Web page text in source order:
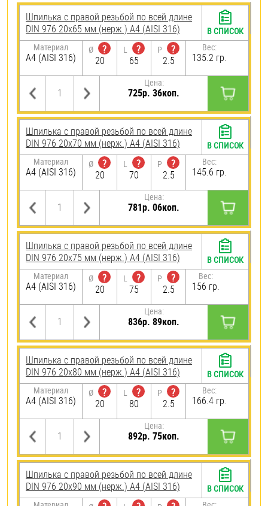
Шпилька с правой резьбой по всей длине
DIN 976 20х65 мм (нерж.) A4 (AISI 316)
Материал
A4 (AISI 316)
Ø
?
20
L
?
65
P
?
2.5
Вес:
135.2 гр.
Цена:
725р. 36коп.
В СПИСОК
Шпилька с правой резьбой по всей длине
DIN 976 20х70 мм (нерж.) A4 (AISI 316)
Материал
A4 (AISI 316)
Ø
?
20
L
?
70
P
?
2.5
Вес:
145.6 гр.
Цена:
781р. 06коп.
В СПИСОК
Шпилька с правой резьбой по всей длине
DIN 976 20х75 мм (нерж.) A4 (AISI 316)
Материал
A4 (AISI 316)
Ø
?
20
L
?
75
P
?
2.5
Вес:
156 гр.
Цена:
836р. 89коп.
В СПИСОК
Шпилька с правой резьбой по всей длине
DIN 976 20х80 мм (нерж.) A4 (AISI 316)
Материал
A4 (AISI 316)
Ø
?
20
L
?
80
P
?
2.5
Вес:
166.4 гр.
Цена:
892р. 75коп.
В СПИСОК
Шпилька с правой резьбой по всей длине
DIN 976 20х90 мм (нерж.) A4 (AISI 316)
В СПИСОК